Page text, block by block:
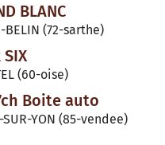
BLANC
BELIN (72-sarthe)
SIX
(60-oise)
Boite auto
SUR-YON (85-vendee)